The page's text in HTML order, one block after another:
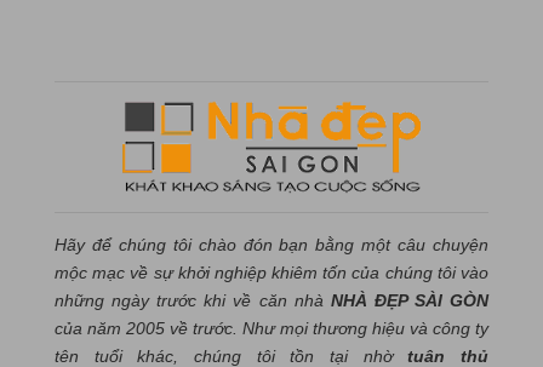
Hãy để chúng tôi chào đón bạn bằng một câu chuyện
mộc mạc về sự khởi nghiệp khiêm tốn của chúng tôi vào
những ngày trước khi về căn nhà NHÀ ĐẸP SÀI GÒN
của năm 2005 về trước. Như mọi thương hiệu và công ty
tên tuổi khác, chúng tôi tồn tại nhờtuân thủ